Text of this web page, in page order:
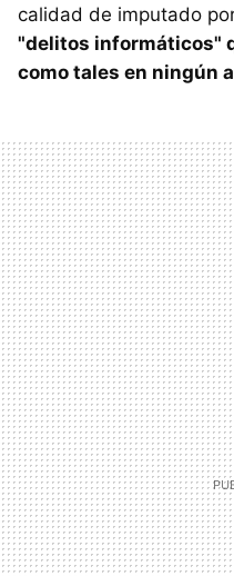
calidad de imputado
"delitos informáticos"
como tales en ningún